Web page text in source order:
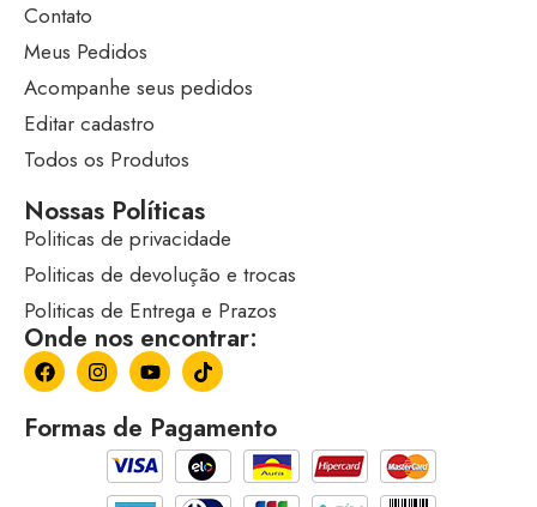
Contato
Meus Pedidos
Acompanhe seus pedidos
Editar cadastro
Todos os Produtos
Nossas Políticas
Politicas de privacidade
Politicas de devolução e trocas
Politicas de Entrega e Prazos
Onde nos encontrar:
Formas de Pagamento